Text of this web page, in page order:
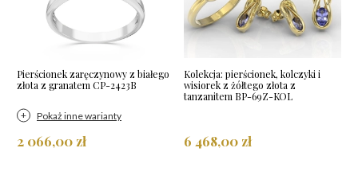
Pierścionek zaręczynowy z białego
złota z granatem CP-2423B
Pokaż inne warianty
2 066,00 zł
Kolekcja: pierścionek, kolczyki i
wisiorek z żółtego złota z
tanzanitem BP-69Z-KOL
6 468,00 zł